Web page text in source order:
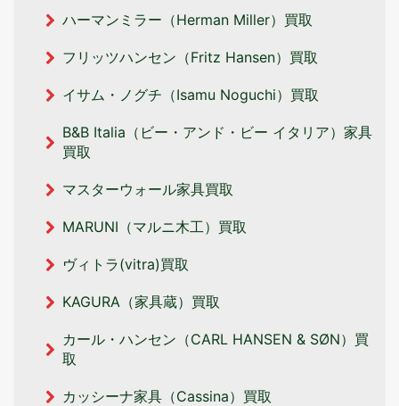
ハーマンミラー（Herman Miller）買取
フリッツハンセン（Fritz Hansen）買取
イサム・ノグチ（Isamu Noguchi）買取
B&B Italia（ビー・アンド・ビー イタリア‎）家具
買取
マスターウォール家具買取
MARUNI（マルニ木工）買取
ヴィトラ(vitra)買取
KAGURA（家具蔵）買取
カール・ハンセン（CARL HANSEN & SØN）買
取
カッシーナ家具（Cassina）買取